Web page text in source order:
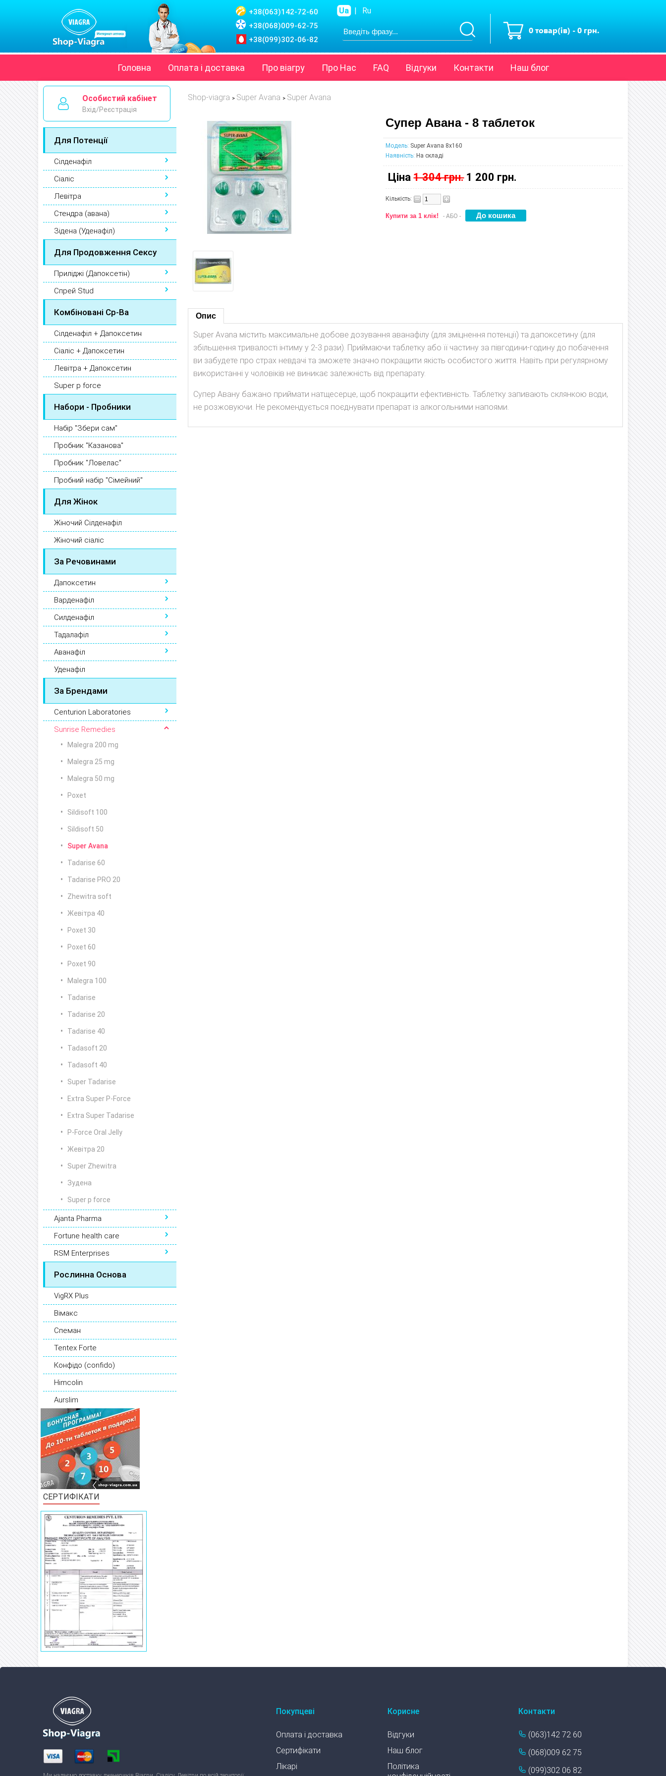
+38(063)142-72-60
+38(068)009-62-75
+38(099)302-06-82
0 товар(ів) - 0 грн.
Головна Оплата і доставка Про віагру Про Нас FAQ Відгуки Контакти Наш блог
Ua | Ru
Особистий кабінет
Вхід/Реєстрація
Для Потенції
Сілденафіл
Сіаліс
Левітра
Стендра (авана)
Зідена (Уденафіл)
Для Продовження Сексу
Приліджі (Дапоксетін)
Спрей Stud
Комбіновані Ср-Ва
Сілденафіл + Дапоксетин
Сіаліс + Дапоксетин
Левітра + Дапоксетин
Super p force
Набори - Пробники
Набір "Збери сам"
Пробник "Казанова"
Пробник "Ловелас"
Пробний набір "Сімейний"
Для Жінок
Жіночий Сілденафіл
Жіночий сіаліс
За Речовинами
Дапоксетин
Варденафіл
Силденафіл
Тадалафіл
Аванафіл
Уденафіл
За Брендами
Centurion Laboratories
Sunrise Remedies
Malegra 200 mg
Malegra 25 mg
Malegra 50 mg
Poxet
Sildisoft 100
Sildisoft 50
Super Avana
Tadarise 60
Tadarise PRO 20
Zhewitra soft
Жевітра 40
Poxet 30
Poxet 60
Poxet 90
Malegra 100
Tadarise
Tadarise 20
Tadarise 40
Tadasoft 20
Tadasoft 40
Super Tadarise
Extra Super P-Force
Extra Super Tadarise
P-Force Oral Jelly
Жевітра 20
Super Zhewitra
Зудена
Super p force
Ajanta Pharma
Fortune health care
RSM Enterprises
Рослинна Основа
VigRX Plus
Вімакс
Спеман
Tentex Forte
Конфідо (confido)
Himcolin
Aurslim
СЕРТИФІКАТИ
Shop-viagra > Super Avana > Super Avana
Супер Авана - 8 таблеток
Модель: Super Avana 8x160
Наявність: На складі
Ціна1 304 грн. 1 200 грн.
Кількість:
Купити за 1 клік! - АБО -
Опис
Super Avana містить максимальне добове дозування аванафілу (для зміцнення потенції) та дапоксетину (для
збільшення тривалості інтиму у 2-3 рази). Приймаючи таблетку або її частину за півгодини-годину до побачення
ви забудете про страх невдачі та зможете значно покращити якість особистого життя. Навіть при регулярному
використанні у чоловіків не виникає залежність від препарату.
Супер Авану бажано приймати натщесерце, щоб покращити ефективність. Таблетку запивають склянкою води,
не розжовуючи. Не рекомендується поєднувати препарат із алкогольними напоями.
Покупцеві
Оплата і доставка
Сертифікати
Лікарі
Корисне
Відгуки
Наш блог
Політика
Контакти
(063)142 72 60
(068)009 62 75
(099)302 06 82